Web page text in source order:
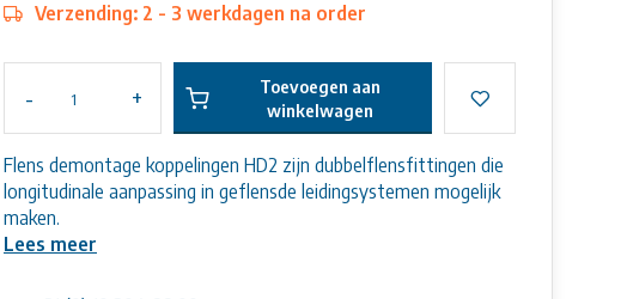
Verzending: 2 - 3 werkdagen na order
- +
Toevoegen aan
winkelwagen
Flens demontage koppelingen HD2 zijn dubbelflensfittingen die
longitudinale aanpassing in geflensde leidingsystemen mogelijk
maken.
Lees meer